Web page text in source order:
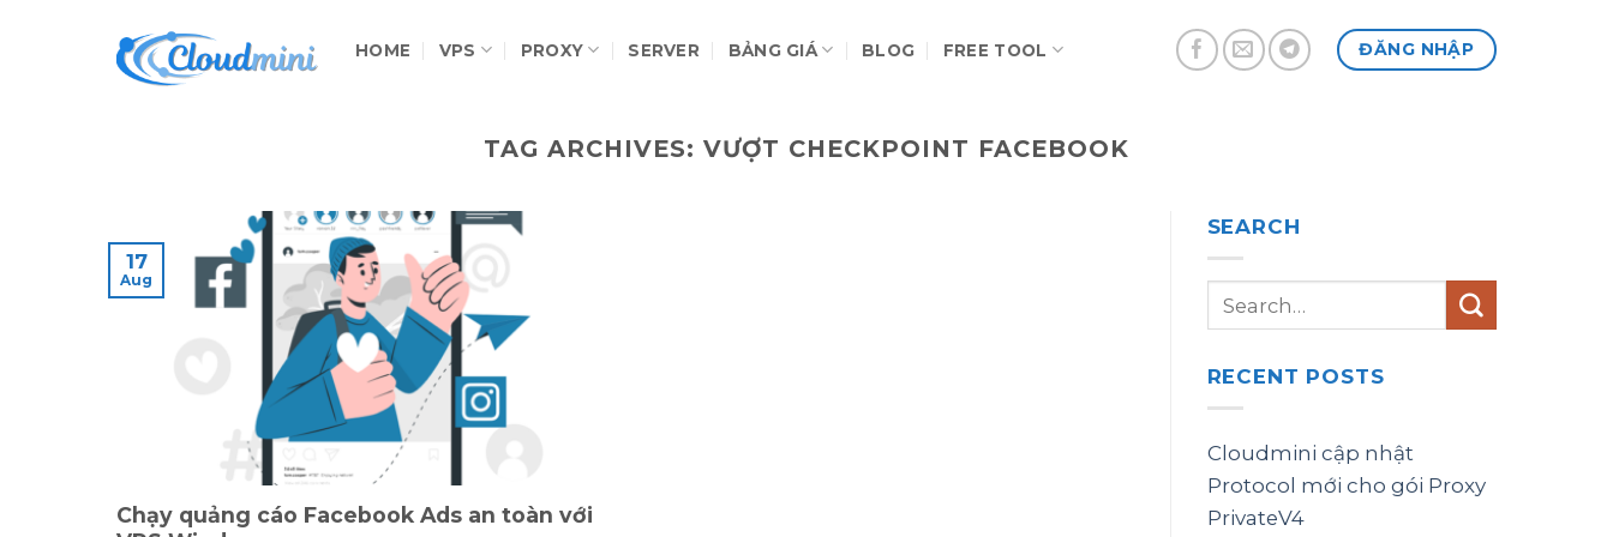
HOME VPS PROXY SERVER BẢNG GIÁ BLOG FREE TOOL ĐĂNG NHẬP
TAG ARCHIVES:VƯỢT CHECKPOINT FACEBOOK
Chạy quảng cáo Facebook Ads an toàn với
17
Aug
SEARCH
RECENT POSTS
Cloudmini cập nhật
Protocol mới cho gói Proxy
PrivateV4